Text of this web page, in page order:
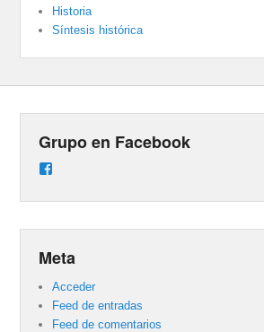
Historia
Síntesis histórica
Grupo en Facebook
Meta
Acceder
Feed de entradas
Feed de comentarios